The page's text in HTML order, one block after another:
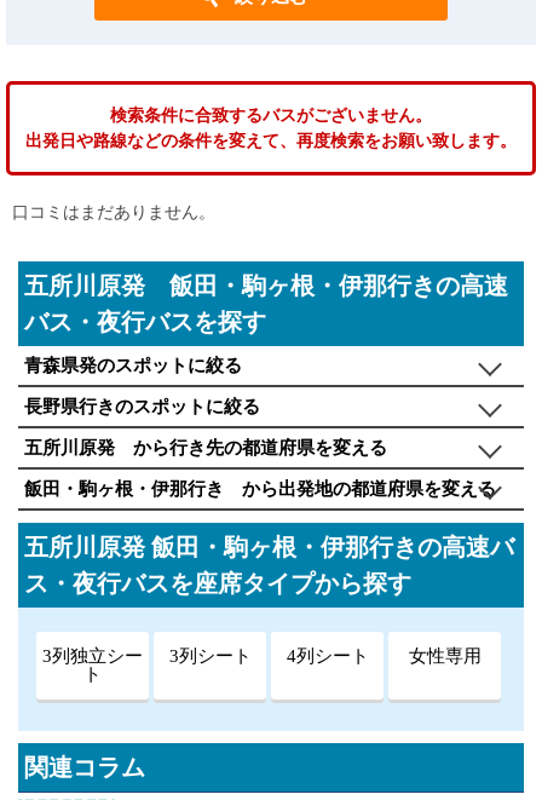
検索条件に合致するバスがございません。
出発日や路線などの条件を変えて、再度検索をお願い致します。
口コミはまだありません。
五所川原発 飯田・駒ヶ根・伊那行きの高速
バス・夜行バスを探す
青森県発のスポットに絞る
長野県行きのスポットに絞る
五所川原発 から行き先の都道府県を変える
飯田・駒ヶ根・伊那行き から出発地の都道府県を変える
五所川原発 飯田・駒ヶ根・伊那行きの高速バ
ス・夜行バスを座席タイプから探す
3列独立シー
ト
3列シート 4列シート 女性専用
関連コラム